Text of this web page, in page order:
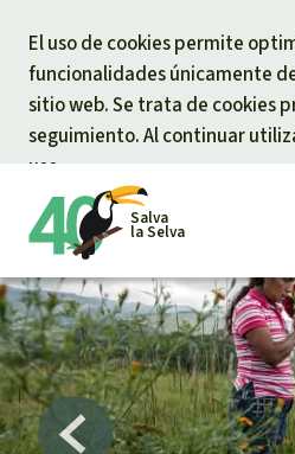
El uso de cookies permite
funcionalidades únicamente
sitio web. Se trata de cookies
seguimiento. Al continuar
uso.
Salva
la Selva
Peticiones
Proyectos
Tu donación
Donación general